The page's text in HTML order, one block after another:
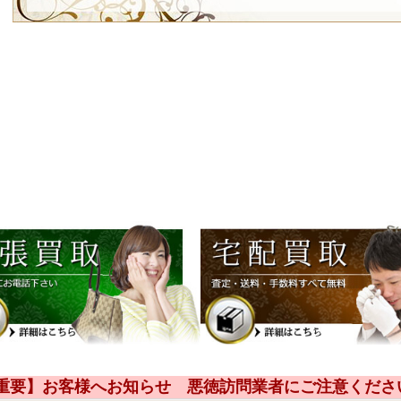
要】お客様へお知らせ 悪徳訪問業者にご注意くださ